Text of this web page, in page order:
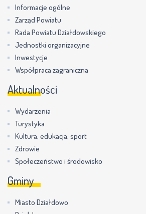
Informacje ogólne
Zarząd Powiatu
Rada Powiatu Działdowskiego
Jednostki organizacyjne
Inwestycje
Współpraca zagraniczna
Aktualności
Wydarzenia
Turystyka
Kultura, edukacja, sport
Zdrowie
Społeczeństwo i środowisko
Gminy
Miasto Działdowo